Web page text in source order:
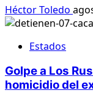
Héctor Toledo
Estados
Golpe a Los
homicidio del